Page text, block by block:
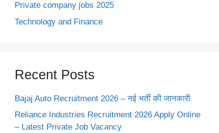
Private company jobs 2025
Technology and Finance
Recent Posts
Bajaj Auto Recruitment 2026 – नई भर्ती की जानकारी
Reliance Industries Recruitment 2026 Apply Online
– Latest Private Job Vacancy